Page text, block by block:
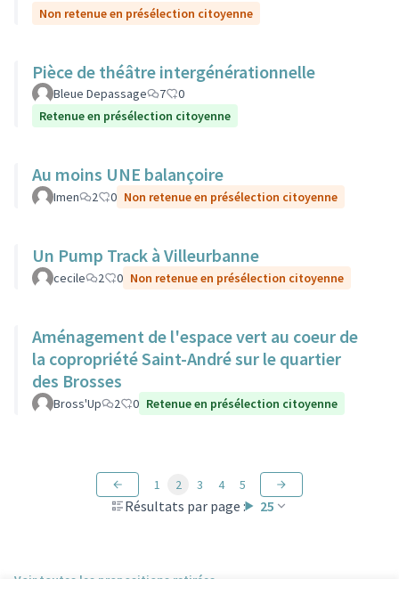
Non retenue en présélection citoyenne
Pièce de théâtre intergénérationnelle
Bleue Depassage 7
0
Retenue en présélection citoyenne
Au moins UNE balançoire
Imen 2 0 Non retenue en présélection citoyenne
Un Pump Track à Villeurbanne
cecile 2 0 Non retenue en présélection citoyenne
Aménagement de l'espace vert au coeur de
la copropriété Saint-André sur le quartier
des Brosses
Bross'Up 2 0 Retenue en présélection citoyenne
Résultats par page : 25
1 2 3 4 5
Voir toutes les propositions retirées